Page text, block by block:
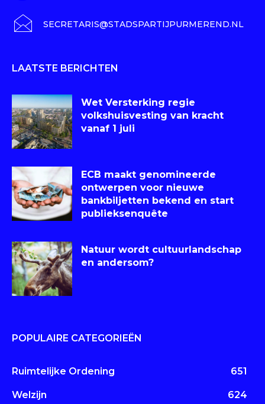
SECRETARIS@STADSPARTIJPURMEREND.NL
LAATSTE BERICHTEN
Wet Versterking regie
volkshuisvesting van kracht
vanaf 1 juli
ECB maakt genomineerde
ontwerpen voor nieuwe
bankbiljetten bekend en start
publieksenquête
Natuur wordt cultuurlandschap
en andersom?
POPULAIRE CATEGORIEËN
Ruimtelijke Ordening 651
Welzijn 624